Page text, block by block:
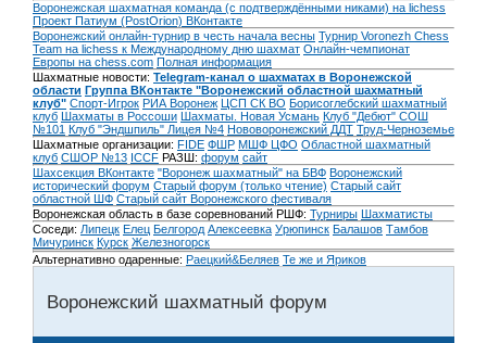
Воронежская шахматная команда (с подтверждёнными никами) на lichess
Проект Патиум (PostOrion) ВКонтакте
Воронежский онлайн-турнир в честь начала весны Турнир Voronezh Chess
Team на lichess к Международному дню шахмат Онлайн-чемпионат
Европы на chess.com Полная информация
Шахматные новости: Telegram-канал о шахматах в Воронежской
области Группа ВКонтакте "Воронежский областной шахматный
клуб" Спорт-Игрок РИА Воронеж ЦСП СК ВО Борисоглебский шахматный
клуб Шахматы в Россоши Шахматы. Новая Усмань Клуб "Дебют" СОШ
№101 Клуб "Эндшпиль" Лицея №4 Нововоронежский ДДТ Труд-Черноземье
Шахматные организации: FIDE ФШР МШФ ЦФО Областной шахматный
клуб СШОР №13 ICCF РАЗШ: форум сайт
Шахсекция ВКонтакте "Воронеж шахматный" на БВФ Воронежский
исторический форум Cтарый форум (только чтение) Старый сайт
областной ШФ Старый сайт Воронежского фестиваля
Воронежская область в базе соревнований РШФ: Турниры Шахматисты
Соседи: Липецк Елец Белгород Алексеевка Урюпинск Балашов Тамбов
Мичуринск Курск Железногорск
Альтернативно одаренные: Раецкий&Беляев Те же и Яриков
Воронежский шахматный форум